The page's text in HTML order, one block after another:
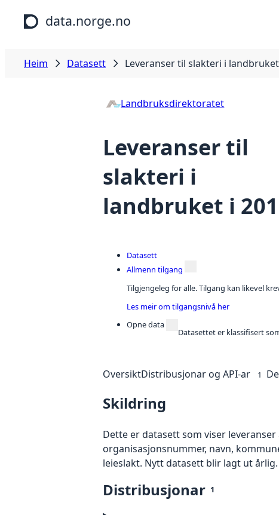
Hopp til hovudinnhald
data.norge.no
Heim Datasett Leveranser til slakteri i
Landbruksdirektoratet
Leveranser til
slakteri i
landbruket i
Datasett
Allmenn tilgang
Tilgjengeleg for alle. Tilgang kan likevel
Les meir om tilgangsnivå her
Opne data
Datasettet er klassifisert
OversiktDistribusjonar og API-ar 1
Skildring
Dette er datasett som viser
organisasjonsnummer, navn,
leieslakt. Nytt datasett blir lagt ut
Distribusjonar 1